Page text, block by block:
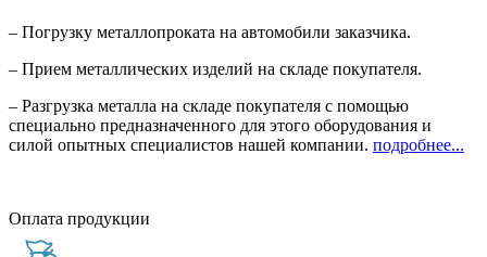
– Погрузку металлопроката на автомобили заказчика.
– Прием металлических изделий на складе покупателя.
– Разгрузка металла на складе покупателя с помощью
специально предназначенного для этого оборудования и
силой опытных специалистов нашей компании. подробнее...
Оплата продукции